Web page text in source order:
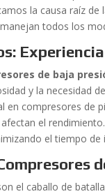
la causa raíz
todos los
de baja
y la necesidad
en compresores de
el
el tiempo de
el caballo de